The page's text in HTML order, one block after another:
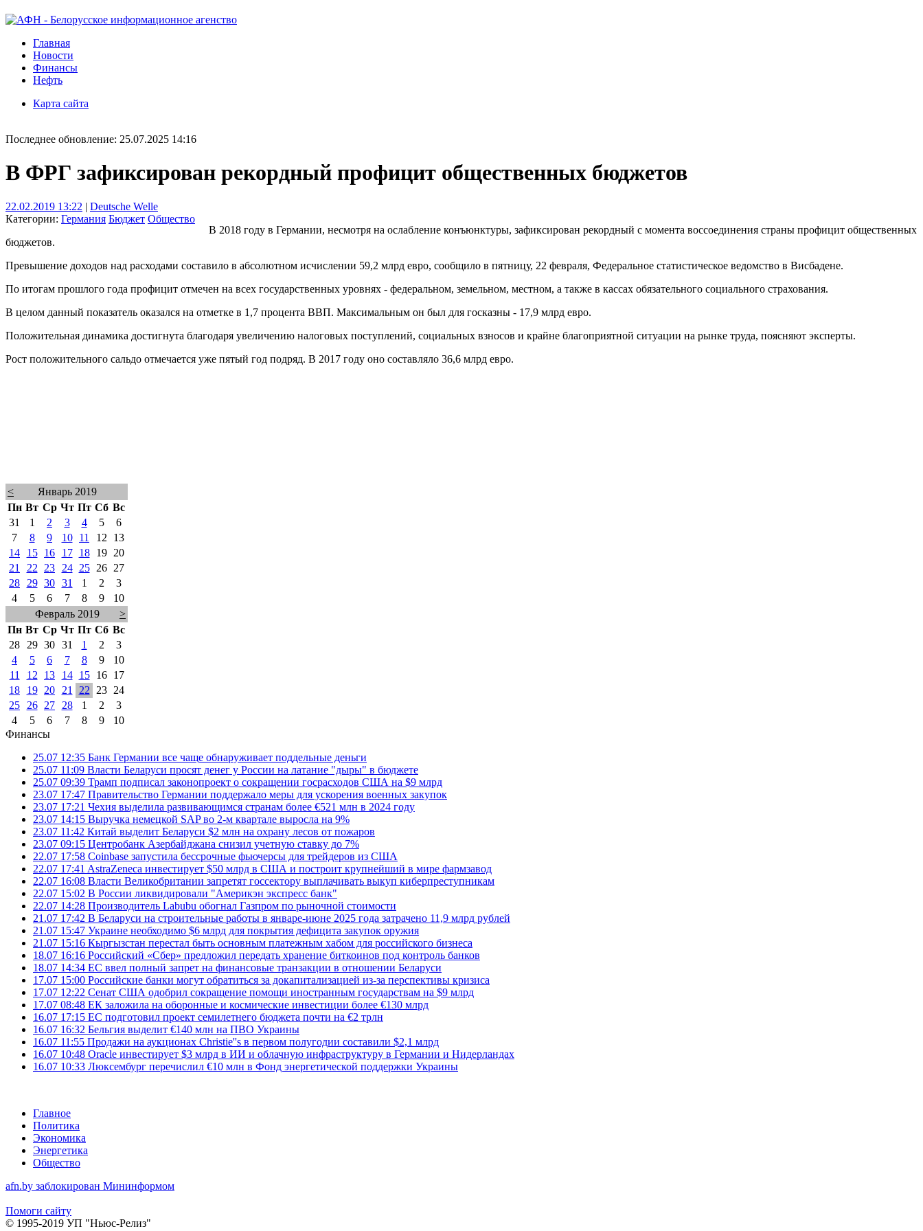
Главная
Новости
Финансы
Нефть
Карта сайта
Последнее обновление: 25.07.2025 14:16
В ФРГ зафиксирован рекордный профицит общественных бюджетов
22.02.2019 13:22 | Deutsche Welle
Категории: Германия Бюджет Общество
В 2018 году в Германии, несмотря на ослабление конъюнктуры, зафиксирован рекордный с момента воссоединения страны профицит общественных
бюджетов.
Превышение доходов над расходами составило в абсолютном исчислении 59,2 млрд евро, сообщило в пятницу, 22 февраля, Федеральное статистическое ведомство в Висбадене.
По итогам прошлого года профицит отмечен на всех государственных уровнях - федеральном, земельном, местном, а также в кассах обязательного социального страхования.
В целом данный показатель оказался на отметке в 1,7 процента ВВП. Максимальным он был для госказны - 17,9 млрд евро.
Положительная динамика достигнута благодаря увеличению налоговых поступлений, социальных взносов и крайне благоприятной ситуации на рынке труда, поясняют эксперты.
Рост положительного сальдо отмечается уже пятый год подряд. В 2017 году оно составляло 36,6 млрд евро.
<
Январь 2019
Пн Вт Ср Чт Пт Сб Вс
31
1 2 3 4 5
6
7
8 9 10 11 12
13
14
15 16 17 18 19
20
21
22 23 24 25 26
27
28
29 30 31 1 2
3
4
5 6 7 8 9
10
Февраль 2019
>
Пн Вт Ср Чт Пт Сб Вс
28
29 30 31 1 2
3
4
5 6 7 8 9
10
11
12 13 14 15 16
17
18
19 20 21 22 23
24
25
26 27 28 1 2
3
4
5 6 7 8 9
10
Финансы
25.07 12:35 Банк Германии все чаще обнаруживает поддельные деньги
25.07 11:09 Власти Беларуси просят денег у России на латание "дыры" в бюджете
25.07 09:39 Трамп подписал законопроект о сокращении госрасходов США на $9 млрд
23.07 17:47 Правительство Германии поддержало меры для ускорения военных закупок
23.07 17:21 Чехия выделила развивающимся странам более €521 млн в 2024 году
23.07 14:15 Выручка немецкой SAP во 2-м квартале выросла на 9%
23.07 11:42 Китай выделит Беларуси $2 млн на охрану лесов от пожаров
23.07 09:15 Центробанк Азербайджана снизил учетную ставку до 7%
22.07 17:58 Coinbase запустила бессрочные фьючерсы для трейдеров из США
22.07 17:41 AstraZeneca инвестирует $50 млрд в США и построит крупнейший в мире фармзавод
22.07 16:08 Власти Великобритании запретят госсектору выплачивать выкуп киберпреступникам
22.07 15:02 В России ликвидировали "Америкэн экспресс банк"
22.07 14:28 Производитель Labubu обогнал Газпром по рыночной стоимости
21.07 17:42 В Беларуси на строительные работы в январе-июне 2025 года затрачено 11,9 млрд рублей
21.07 15:47 Украине необходимо $6 млрд для покрытия дефицита закупок оружия
21.07 15:16 Кыргызстан перестал быть основным платежным хабом для российского бизнеса
18.07 16:16 Российский «Сбер» предложил передать хранение биткоинов под контроль банков
18.07 14:34 ЕС ввел полный запрет на финансовые транзакции в отношении Беларуси
17.07 15:00 Российские банки могут обратиться за докапитализацией из-за перспективы кризиса
17.07 12:22 Сенат США одобрил сокращение помощи иностранным государствам на $9 млрд
17.07 08:48 ЕК заложила на оборонные и космические инвестиции более €130 млрд
16.07 17:15 ЕС подготовил проект семилетнего бюджета почти на €2 трлн
16.07 16:32 Бельгия выделит €140 млн на ПВО Украины
16.07 11:55 Продажи на аукционах Christie''s в первом полугодии составили $2,1 млрд
16.07 10:48 Oracle инвестирует $3 млрд в ИИ и облачную инфраструктуру в Германии и Нидерландах
16.07 10:33 Люксембург перечислил €10 млн в Фонд энергетической поддержки Украины
Главное
Политика
Экономика
Энергетика
Общество
afn.by заблокирован Мининформом
Помоги сайту
© 1995-2019 УП "Ньюс-Релиз"